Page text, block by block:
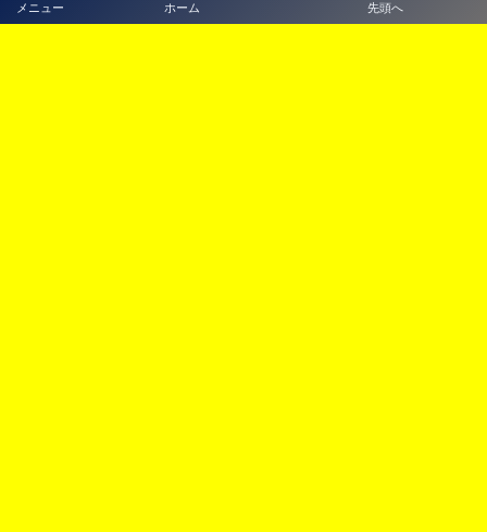
用などに活用させていただく予定です。
メニュー ホーム 先頭へ